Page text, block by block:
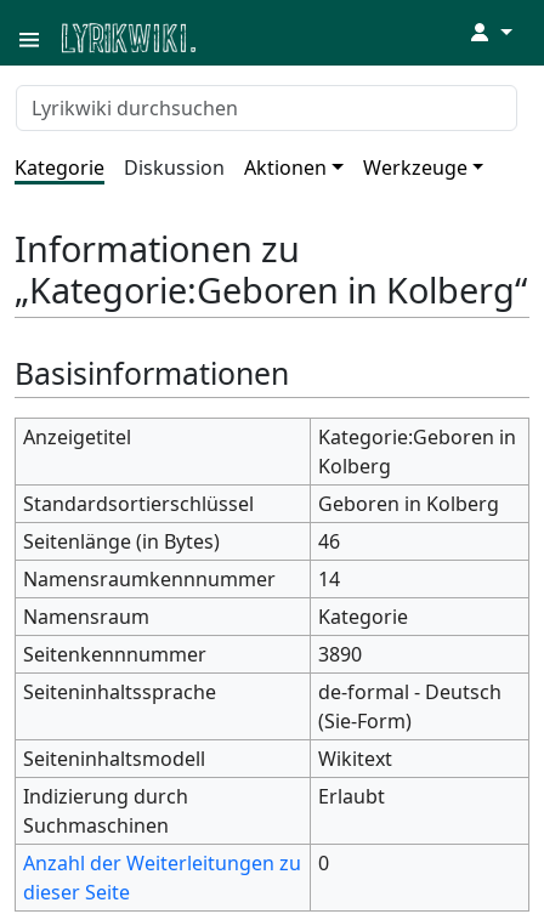
↓
Kategorie Diskussion Aktionen Werkzeuge
Informationen zu
„Kategorie:Geboren in Kolberg“
Basisinformationen
Anzeigetitel
Kategorie:Geboren in
Kolberg
Standardsortierschlüssel
Geboren in Kolberg
Seitenlänge (in Bytes)
46
Namensraumkennnummer
14
Namensraum
Kategorie
Seitenkennnummer
3890
Seiteninhaltssprache
de-formal - Deutsch
(Sie-Form)
Seiteninhaltsmodell
Wikitext
Indizierung durch
Suchmaschinen
Erlaubt
Anzahl der Weiterleitungen zu
dieser Seite
0